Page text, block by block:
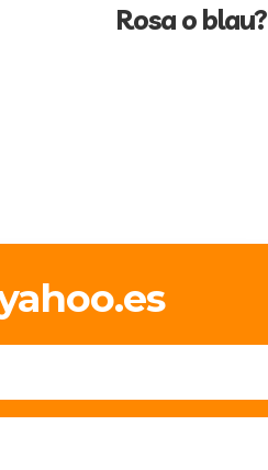
Rosa o blau?